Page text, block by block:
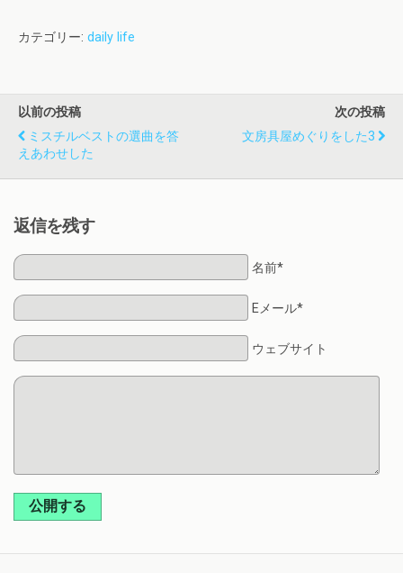
カテゴリー: daily life
以前の投稿
ミスチルベストの選曲を答
えあわせした
次の投稿
文房具屋めぐりをした3
返信を残す
名前*
Eメール*
ウェブサイト
公開する